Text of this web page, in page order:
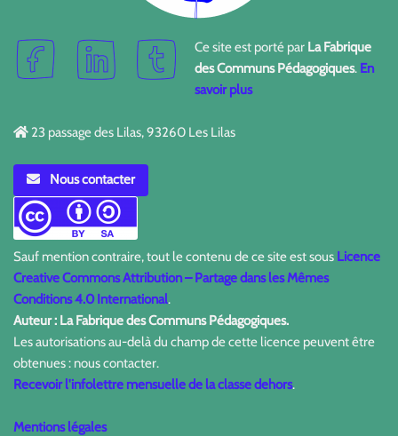
Ce site est porté par La Fabrique
des Communs Pédagogiques. En
savoir plus
23 passage des Lilas, 93260 Les Lilas
Nous contacter
Sauf mention contraire, tout le contenu de ce site est sous Licence
Creative Commons Attribution – Partage dans les Mêmes
Conditions 4.0 International.
Auteur : La Fabrique des Communs Pédagogiques.
Les autorisations au-delà du champ de cette licence peuvent être
obtenues : nous contacter.
Recevoir l'infolettre mensuelle de la classe dehors.
Mentions légales